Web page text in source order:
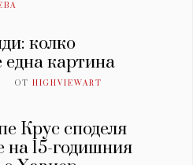
колко
една картина
ОТHIGHVIEWART
Крус споделя
на 15-годишния